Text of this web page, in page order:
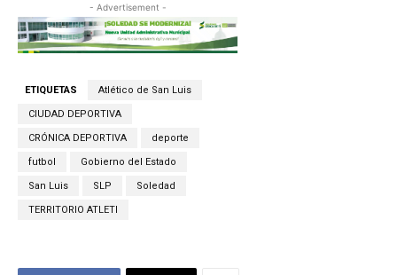
- Advertisement -
ETIQUETAS Atlético de San Luis
CIUDAD DEPORTIVA
CRÓNICA DEPORTIVA deporte
futbol Gobierno del Estado
San Luis SLP Soledad
TERRITORIO ATLETI